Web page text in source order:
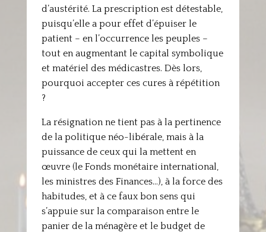
d’austérité. La prescription est détestable,
puisqu’elle a pour effet d’épuiser le
patient – en l’occurrence les peuples –
tout en augmentant le capital symbolique
et matériel des médicastres. Dès lors,
pourquoi accepter ces cures à répétition
?
La résignation ne tient pas à la pertinence
de la politique néo-libérale, mais à la
puissance de ceux qui la mettent en
œuvre (le Fonds monétaire international,
les ministres des Finances…), à la force des
habitudes, et à ce faux bon sens qui
s’appuie sur la comparaison entre le
panier de la ménagère et le budget de